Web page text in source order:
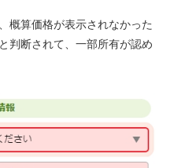
概算価格が表示されなかった
判断されて、一部所有が認め